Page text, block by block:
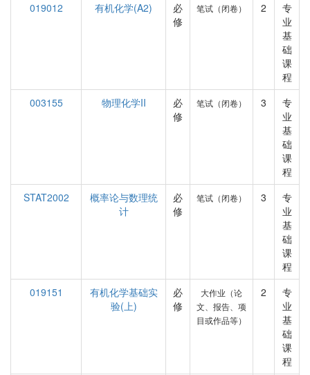
019012 有机化学(A2)
必
修
笔试（闭卷） 2
专
业
基
础
课
程
003155
物理化学II
必
修
笔试（闭卷） 3
专
业
基
础
课
程
STAT2002
概率论与数理统
计
必
修
笔试（闭卷） 3
专
业
基
础
课
程
019151
有机化学基础实
验(上)
必
修
大作业（论
文、报告、项
目或作品等）
2
专
业
基
础
课
程